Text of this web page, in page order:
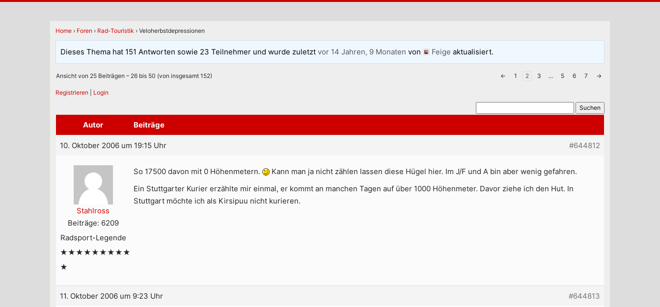
Home › Foren › Rad-Touristik › Veloherbstdepressionen
Dieses Thema hat 151 Antworten sowie 23 Teilnehmer und wurde zuletztvor 14 Jahren, 9 Monaten von Feige aktualisiert.
Ansicht von 25 Beiträgen – 26 bis 50 (von insgesamt 152) ← 1 2 3 … 5 6 7 →
Registrieren Login
Autor Beiträge
10. Oktober 2006 um 19:15 Uhr #644812
Stahlross
Beiträge: 6209
Radsport-Legende
★★★★★★★★★
★
So 17500 davon mit 0 Höhenmetern.
Kann man ja nicht zählen lassen diese Hügel hier. Im J/F und A bin aber wenig gefahren.
Ein Stuttgarter Kurier erzählte mir einmal, er kommt an manchen Tagen auf über 1000 Höhenmeter. Davor ziehe ich den Hut. In
Stuttgart möchte ich als Kirsipuu nicht kurieren.
11. Oktober 2006 um 9:23 Uhr #644813